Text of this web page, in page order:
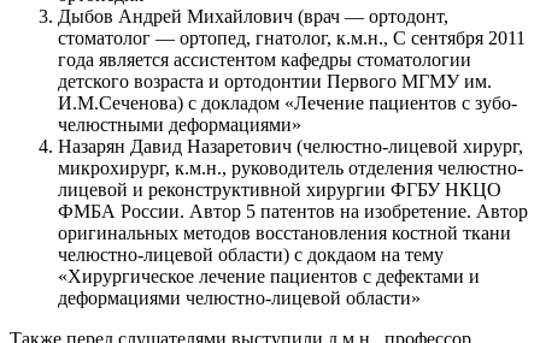
Дыбов Андрей Михайлович (врач — ортодонт,
стоматолог — ортопед, гнатолог, к.м.н., С сентября 2011
года является ассистентом кафедры стоматологии
детского возраста и ортодонтии Первого МГМУ им.
И.М.Сеченова) с докладом «Лечение пациентов с зубо-
челюстными деформациями»
Назарян Давид Назаретович (челюстно-лицевой хирург,
микрохирург, к.м.н., руководитель отделения челюстно-
лицевой и реконструктивной хирургии ФГБУ НКЦО
ФМБА России. Автор 5 патентов на изобретение. Автор
оригинальных методов восстановления костной ткани
челюстно-лицевой области) с докдаом на тему
«Хирургическое лечение пациентов с дефектами и
деформациями челюстно-лицевой области»
Также перед слушателями выступили д.м.н., профессор,